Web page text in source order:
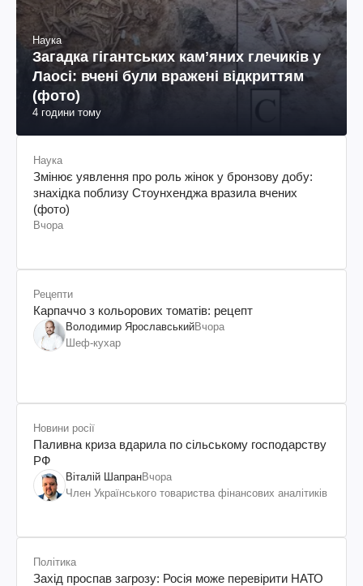
Наука
Загадка гігантських камʼяних глечиків у
Лаосі: вчені були вражені відкриттям
(фото)
4 години тому
Наука
Змінює уявлення про роль жінок у бронзову добу:
знахідка поблизу Стоунхенджа вразила вчених
(фото)
Вчора
Рецепти
Карпаччо з кольорових томатів: рецепт
Володимир ЯрославськийВчора
Шеф-кухар
Новини росії
Паливна криза вдарила по сільському господарству
РФ
Віталій ШапранВчора
Член Українського товариства фінансових аналітиків
Політика
Захід проспав загрозу: Росія може перевірити НАТО